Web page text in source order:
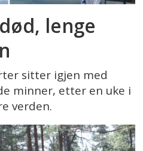
lenge
sitter igjen med
minner, etter en uke i
verden.